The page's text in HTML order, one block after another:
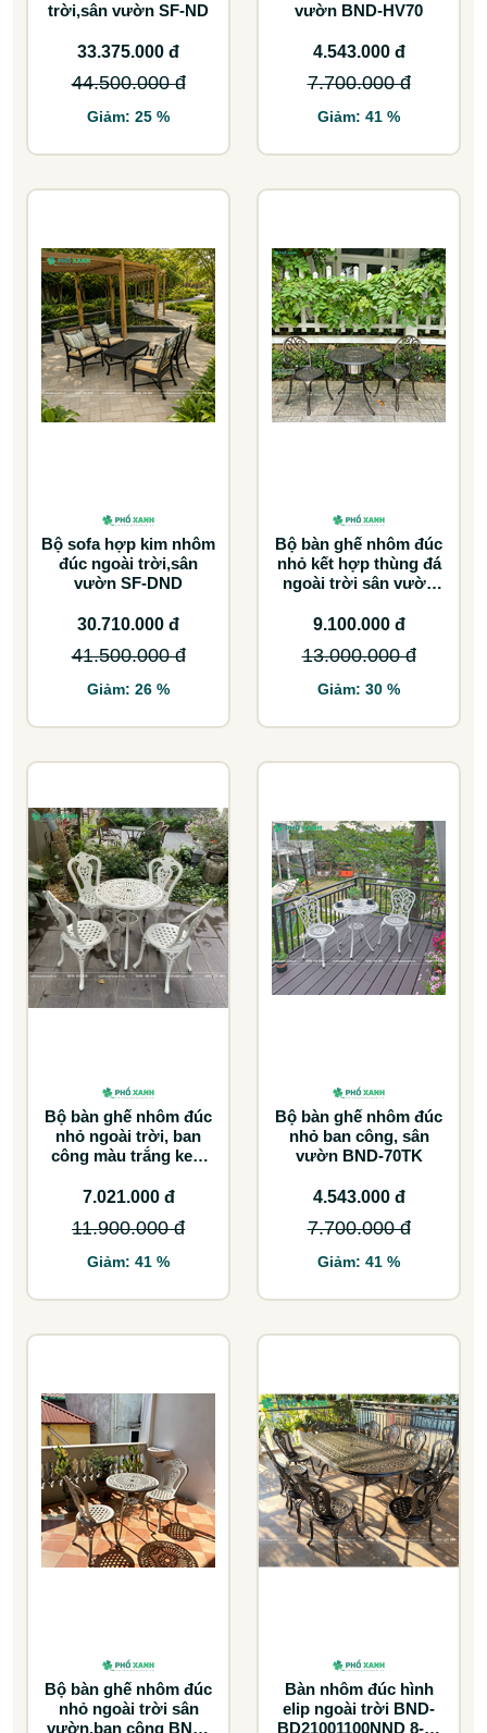
trời,sân vườn SF-ND
33.375.000 đ
44.500.000 đ
Giảm: 25 %
vườn BND-HV70
4.543.000 đ
7.700.000 đ
Giảm: 41 %
Bộ sofa hợp kim nhôm
đúc ngoài trời,sân
vườn SF-DND
30.710.000 đ
41.500.000 đ
Giảm: 26 %
Bộ bàn ghế nhôm đúc
nhỏ kết hợp thùng đá
ngoài trời sân vườn
9.100.000 đ
13.000.000 đ
Giảm: 30 %
Bộ bàn ghế nhôm đúc
nhỏ ngoài trời, ban
công màu trắng kem
7.021.000 đ
11.900.000 đ
Giảm: 41 %
Bộ bàn ghế nhôm đúc
nhỏ ban công, sân
vườn BND-70TK
4.543.000 đ
7.700.000 đ
Giảm: 41 %
Bộ bàn ghế nhôm đúc
nhỏ ngoài trời sân
vườn,ban công BND-
Bàn nhôm đúc hình
elip ngoài trời BND-
BD21001100NND 8-10